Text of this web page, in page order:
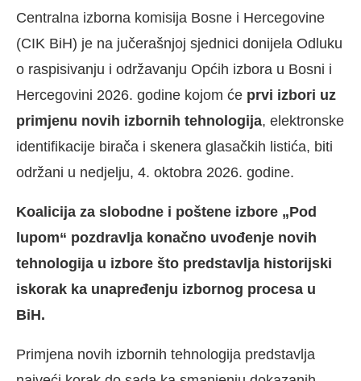
Centralna izborna komisija Bosne i Hercegovine
(CIK BiH) je na jučerašnjoj sjednici donijela Odluku
o raspisivanju i održavanju Općih izbora u Bosni i
Hercegovini 2026. godine kojom će prvi izbori uz
primjenu novih izbornih tehnologija, elektronske
identifikacije birača i skenera glasačkih listića, biti
održani u nedjelju, 4. oktobra 2026. godine.
Koalicija za slobodne i poštene izbore „Pod
lupom“ pozdravlja konačno uvođenje novih
tehnologija u izbore što predstavlja historijski
iskorak ka unapređenju izbornog procesa u
BiH.
Primjena novih izbornih tehnologija predstavlja